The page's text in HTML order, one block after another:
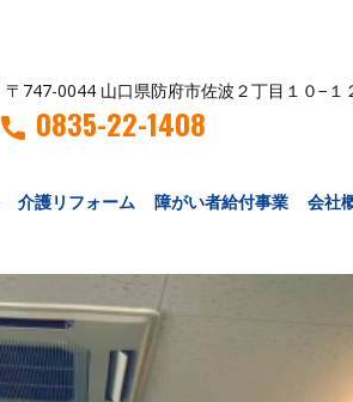
〒747-0044 山口県防府市佐波２丁目１０−１
0835-22-1408
介護リフォーム 障がい者給付事業 会社